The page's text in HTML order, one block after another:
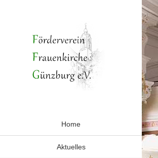
Home
Aktuelles